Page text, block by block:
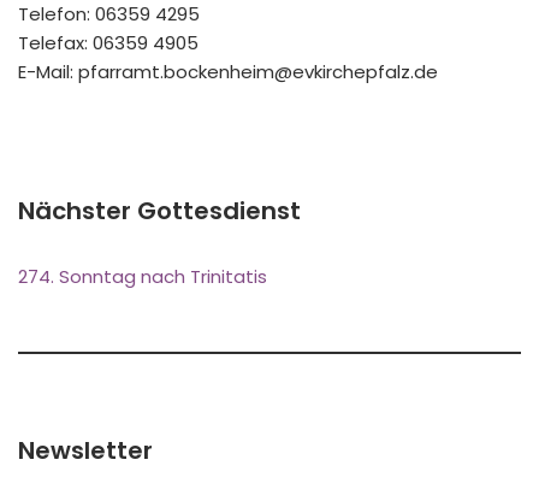
Telefon: 06359 4295
Telefax: 06359 4905
E-Mail: pfarramt.bockenheim@evkirchepfalz.de
Nächster Gottesdienst
274. Sonntag nach Trinitatis
Newsletter